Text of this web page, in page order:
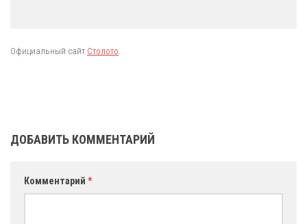
Официальный сайт Столото.
ДОБАВИТЬ КОММЕНТАРИЙ
Комментарий *